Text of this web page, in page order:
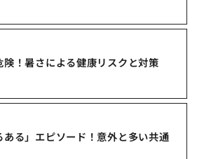
険！暑さによる健康リスクと対策
ある」エピソード！意外と多い共通